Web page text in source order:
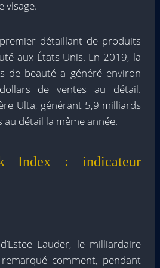
visage.
détaillant de produits
aux États-Unis. En 2019, la
de beauté a généré environ
de ventes au détail.
Ulta, générant 5,9 milliards
au détail la même année.
Index : indicateur
Lauder, le milliardaire
comment, pendant